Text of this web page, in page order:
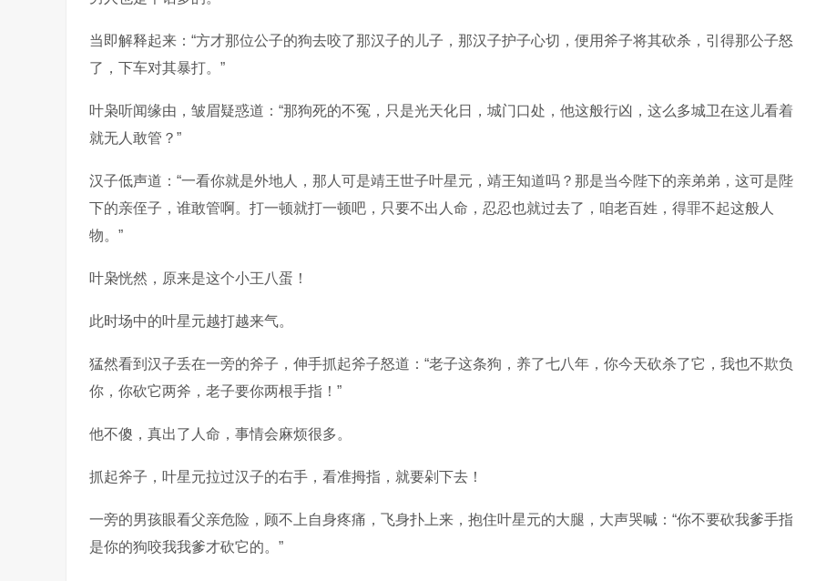
当即解释起来：“方才那位公子的狗去咬了那汉子的儿子，那汉子护子心切，便用斧子将其砍杀，引得那公子怒
了，下车对其暴打。”
叶枭听闻缘由，皱眉疑惑道：“那狗死的不冤，只是光天化日，城门口处，他这般行凶，这么多城卫在这儿看着
就无人敢管？”
汉子低声道：“一看你就是外地人，那人可是靖王世子叶星元，靖王知道吗？那是当今陛下的亲弟弟，这可是陛
下的亲侄子，谁敢管啊。打一顿就打一顿吧，只要不出人命，忍忍也就过去了，咱老百姓，得罪不起这般人
物。”
叶枭恍然，原来是这个小王八蛋！
此时场中的叶星元越打越来气。
猛然看到汉子丢在一旁的斧子，伸手抓起斧子怒道：“老子这条狗，养了七八年，你今天砍杀了它，我也不欺负
你，你砍它两斧，老子要你两根手指！”
他不傻，真出了人命，事情会麻烦很多。
抓起斧子，叶星元拉过汉子的右手，看准拇指，就要剁下去！
一旁的男孩眼看父亲危险，顾不上自身疼痛，飞身扑上来，抱住叶星元的大腿，大声哭喊：“你不要砍我爹手指
是你的狗咬我我爹才砍它的。”